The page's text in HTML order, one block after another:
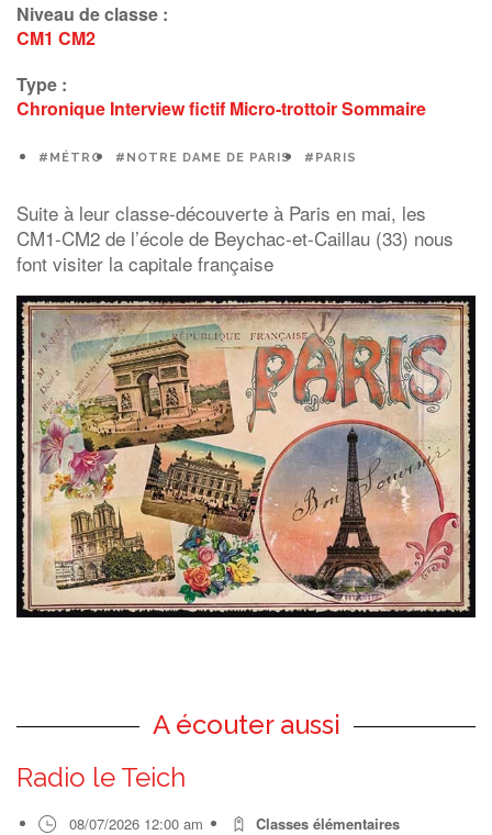
Niveau de classe :
CM1 CM2
Type :
Chronique Interview fictif Micro-trottoirSommaire
#MÉTRO #NOTRE DAME DE PARIS #PARIS
Suite à leur classe-découverte à Paris en mai, les
CM1-CM2 de l’école de Beychac-et-Caillau (33) nous
font visiter la capitale française
A écouter aussi
Radio le Teich
08/07/2026 12:00 am
Classes élémentaires